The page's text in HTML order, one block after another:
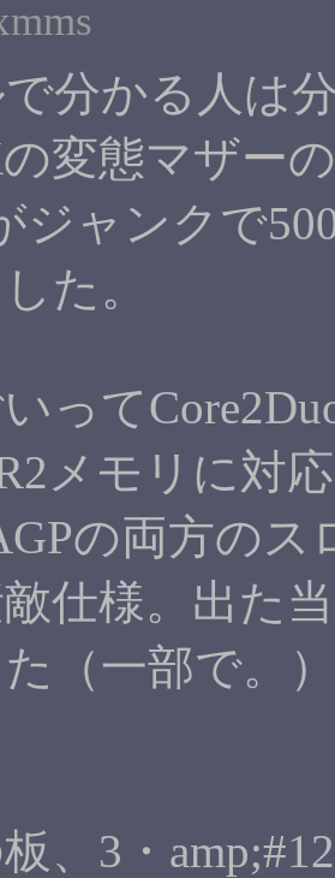
分かる人は
変態マザー
ジャンクで
た。
って
メモリに対
の両方の
仕様。出た
（一部で。
、3・